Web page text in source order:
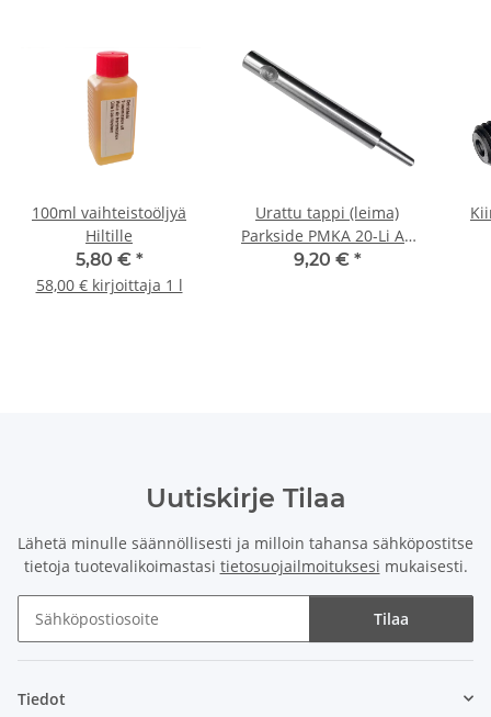
100ml vaihteistoöljyä
Hiltille
5,80 € *
58,00 € kirjoittaja 1 l
Urattu tappi (leima)
Parkside PMKA 20-Li A1
| PMK 550 B1 nibblerille
9,20 € *
Uutiskirje Tilaa
Lähetä minulle säännöllisesti ja milloin tahansa sähköpostitse
tietoja tuotevalikoimastasi tietosuojailmoituksesi mukaisesti.
Tilaa
Tiedot